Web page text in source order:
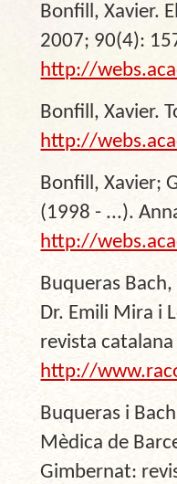
Bonfill, Xavier.
2007; 90(4):
http://
Bonfill, Xavier.
http://
Bonfill, Xavier;
(1998 - ...).
http://
Buqueras
Dr. Emili Mira i
revista
http://
Buqueras i
Mèdica de
Gimbernat: